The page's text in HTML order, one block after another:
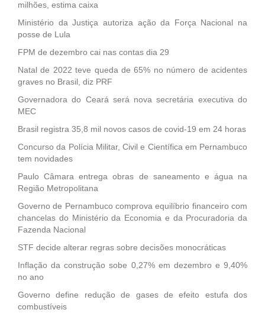
milhões, estima caixa
Ministério da Justiça autoriza ação da Força Nacional na
posse de Lula
FPM de dezembro cai nas contas dia 29
Natal de 2022 teve queda de 65% no número de acidentes
graves no Brasil, diz PRF
Governadora do Ceará será nova secretária executiva do
MEC
Brasil registra 35,8 mil novos casos de covid-19 em 24 horas
Concurso da Polícia Militar, Civil e Científica em Pernambuco
tem novidades
Paulo Câmara entrega obras de saneamento e água na
Região Metropolitana
Governo de Pernambuco comprova equilíbrio financeiro com
chancelas do Ministério da Economia e da Procuradoria da
Fazenda Nacional
STF decide alterar regras sobre decisões monocráticas
Inflação da construção sobe 0,27% em dezembro e 9,40%
no ano
Governo define redução de gases de efeito estufa dos
combustíveis